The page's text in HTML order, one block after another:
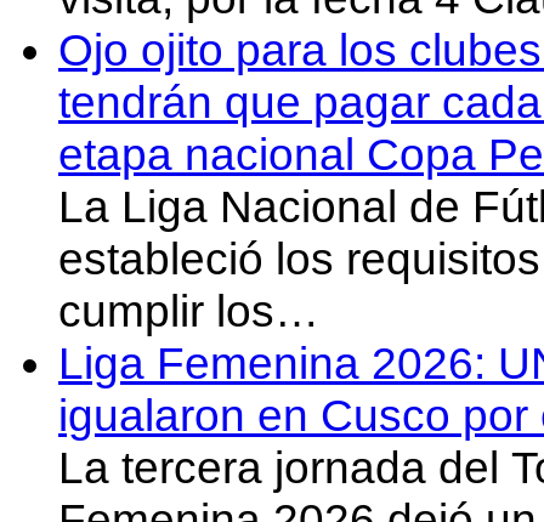
Ojo ojito para los
tendrán que pagar
etapa nacional Copa
La Liga Nacional de
estableció los
cumplir los…
Liga Femenina 2026:
igualaron en Cusco
La tercera jornada del